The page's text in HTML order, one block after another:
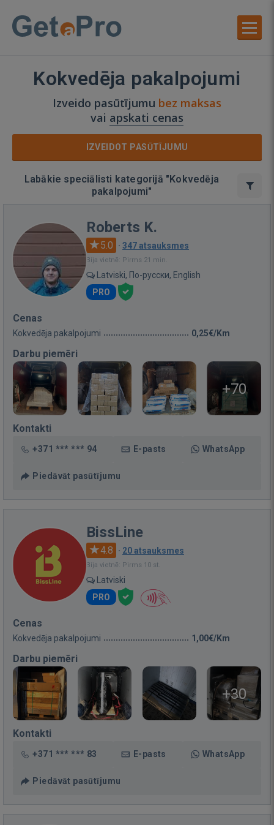
Kokvedēja pakalpojumi
Izveido pasūtījumu bez maksas
vai apskati cenas
IZVEIDOT PASŪTĪJUMU
Labākie speciālisti kategorijā "Kokvedēja
pakalpojumi"
Roberts K.
5.0 · 347 atsauksmes
Bija vietnē: Pirms 21 min.
Latviski, По-русски, English
PRO
Cenas
Kokvedēja pakalpojumi 0,25€/Km
Darbu piemēri
+70
Kontakti
+371 *** *** 94 E-pasts WhatsApp
Piedāvāt pasūtījumu
BissLine
4.8 · 20 atsauksmes
Bija vietnē: Pirms 10 st.
Latviski
PRO
Cenas
Kokvedēja pakalpojumi 1,00€/Km
Darbu piemēri
+30
Kontakti
+371 *** *** 83 E-pasts WhatsApp
Piedāvāt pasūtījumu